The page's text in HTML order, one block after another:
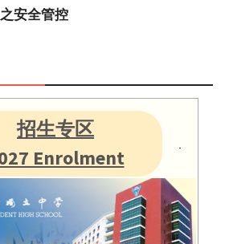
安全管控
招生专区
Enrolment